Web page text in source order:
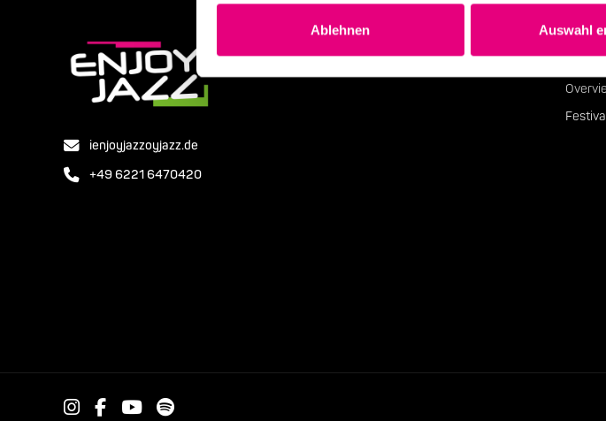
Ablehnen Auswahl
ienjoyjazzoyjazz.de
+49 6221 6470420